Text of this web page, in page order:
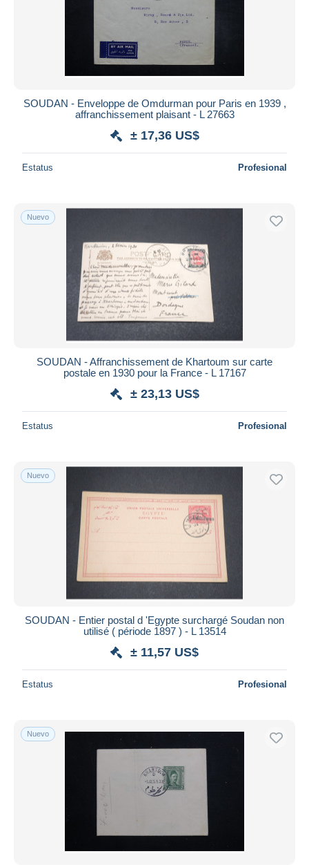
SOUDAN - Enveloppe de Omdurman pour Paris en 1939 ,
affranchissement plaisant - L 27663
± 17,36 US$
Estatus Profesional
Nuevo
SOUDAN - Affranchissement de Khartoum sur carte
postale en 1930 pour la France - L 17167
± 23,13 US$
Estatus Profesional
Nuevo
SOUDAN - Entier postal d 'Egypte surchargé Soudan non
utilisé ( période 1897 ) - L 13514
± 11,57 US$
Estatus Profesional
Nuevo